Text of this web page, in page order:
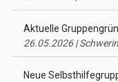
Aktuelle
26.05.2026 |
Neue